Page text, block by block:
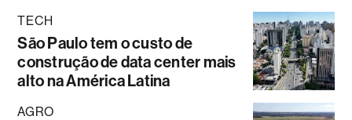
TECH
São Paulo tem o custo de
construção de data center mais
alto na América Latina
AGRO